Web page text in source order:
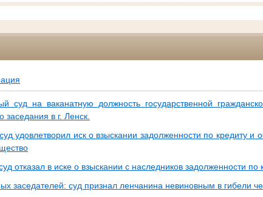
суд на ваканатную должность государственной
заседания в г. Ленск.
удовлетворил иск о взыскании задолженности по кредиту и
отказал в иске о взыскании с наследников задолженности по
заседателей: суд признал ленчанина невиновным в гибели